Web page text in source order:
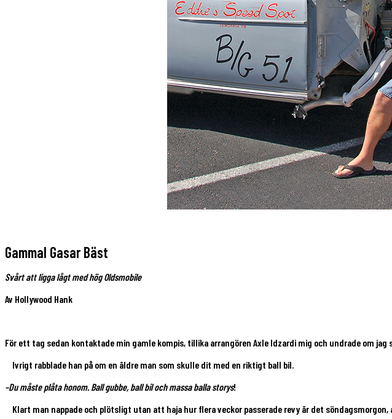
Gammal Gasar Bäst
Svårt att ligga lågt med hög Oldsmobile
Av Hollywood Hank
För ett tag sedan kontaktade min gamle kompis, tillika arrangören Axle Idzardi mig och undrade om
Ivrigt rabblade han på om en äldre man som skulle dit med en riktigt ball bil.
–Du måste plåta honom. Ball gubbe, ball bil och massa balla storys!
Klart man nappade och plötsligt utan att haja hur flera veckor passerade revy är det